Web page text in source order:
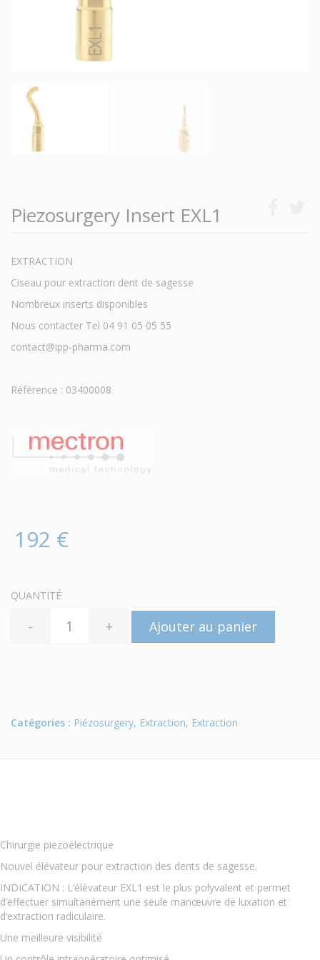
Piezosurgery Insert EXL1
EXTRACTION
Ciseau pour extraction dent de sagesse
Nombreux inserts disponibles
Nous contacter Tel 04 91 05 05 55
contact@ipp-pharma.com
Référence : 03400008
192 €
QUANTITÉ
- + Ajouter au panier
Catégories : Piézosurgery, Extraction, Extraction
Chirurgie piezoélectrique
Nouvel élévateur pour extraction des dents de sagesse.
INDICATION : L’élévateur EXL1 est le plus polyvalent et permet
d’effectuer simultanément une seule manœuvre de luxation et
d’extraction radiculaire.
Une meilleure visibilité